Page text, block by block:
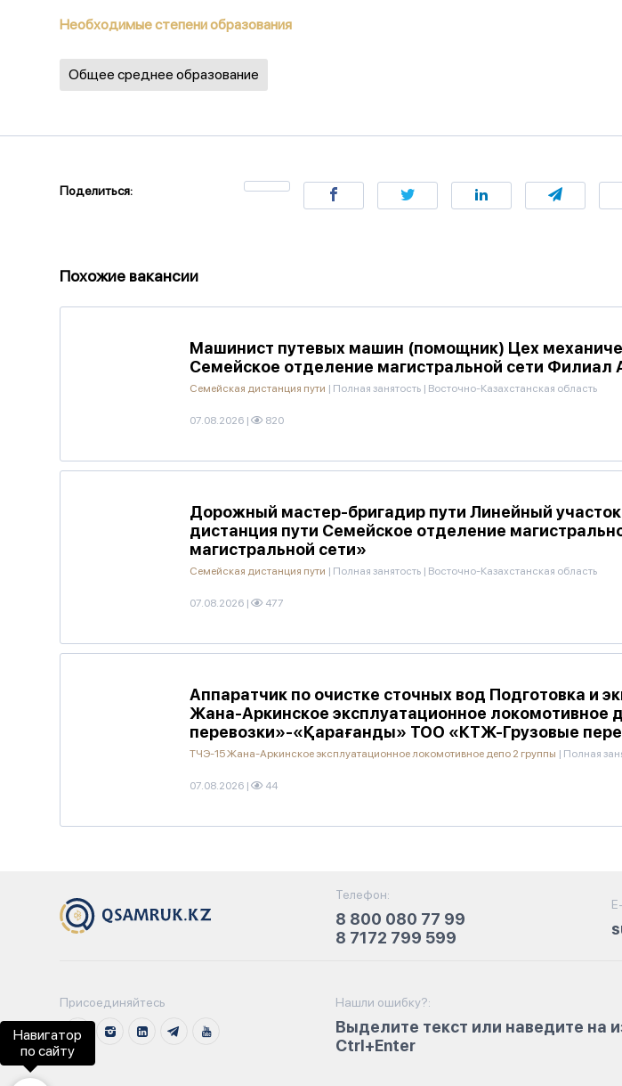
Необходимые степени образования
Общее среднее образование
Поделиться:
Похожие вакансии
Машинист путевых машин (помощник) Цех
Семейское отделение магистральной сети
Семейская дистанция пути | Полная занятость | Восточно-Казахстанская область
07.08.2026 | 820
Дорожный мастер-бригадир пути Линейный
дистанция пути Семейское отделение
магистральной сети»
Семейская дистанция пути | Полная занятость | Восточно-Казахстанская область
07.08.2026 | 477
Аппаратчик по очистке сточных вод Подготовка и
Жана-Аркинское эксплуатационное
перевозки»-«Қарағанды» ТОО «КТЖ-Грузовые
ТЧЭ-15 Жана-Аркинское эксплуатационное локомотивное депо 2 группы | Полная
07.08.2026 | 44
Телефон:
8 800 080 77 99
8 7172 799 599
Присоединяйтесь Нашли ошибку?:
Выделите текст или наведите на
Ctrl+Enter
Навигатор
по сайту